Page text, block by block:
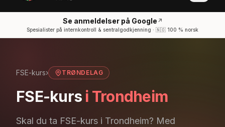
Se anmeldelser på Google ↗
Spesialister på internkontroll & sentralgodkjenning · 🇳🇴 100 % norsk
FSE-kurs› TRØNDELAG
FSE-kurs i Trondheim
Skal du ta FSE-kurs i Trondheim? Med